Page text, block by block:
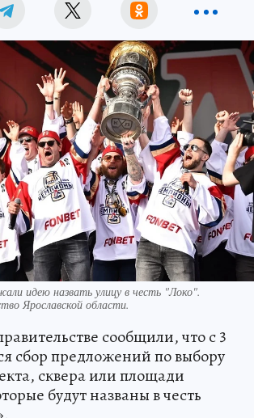
идею назвать улицу в честь "Локо".
Ярославской области.
сообщили, что с 3
сбор предложений по выбору
сквера или площади
будут названы в честь